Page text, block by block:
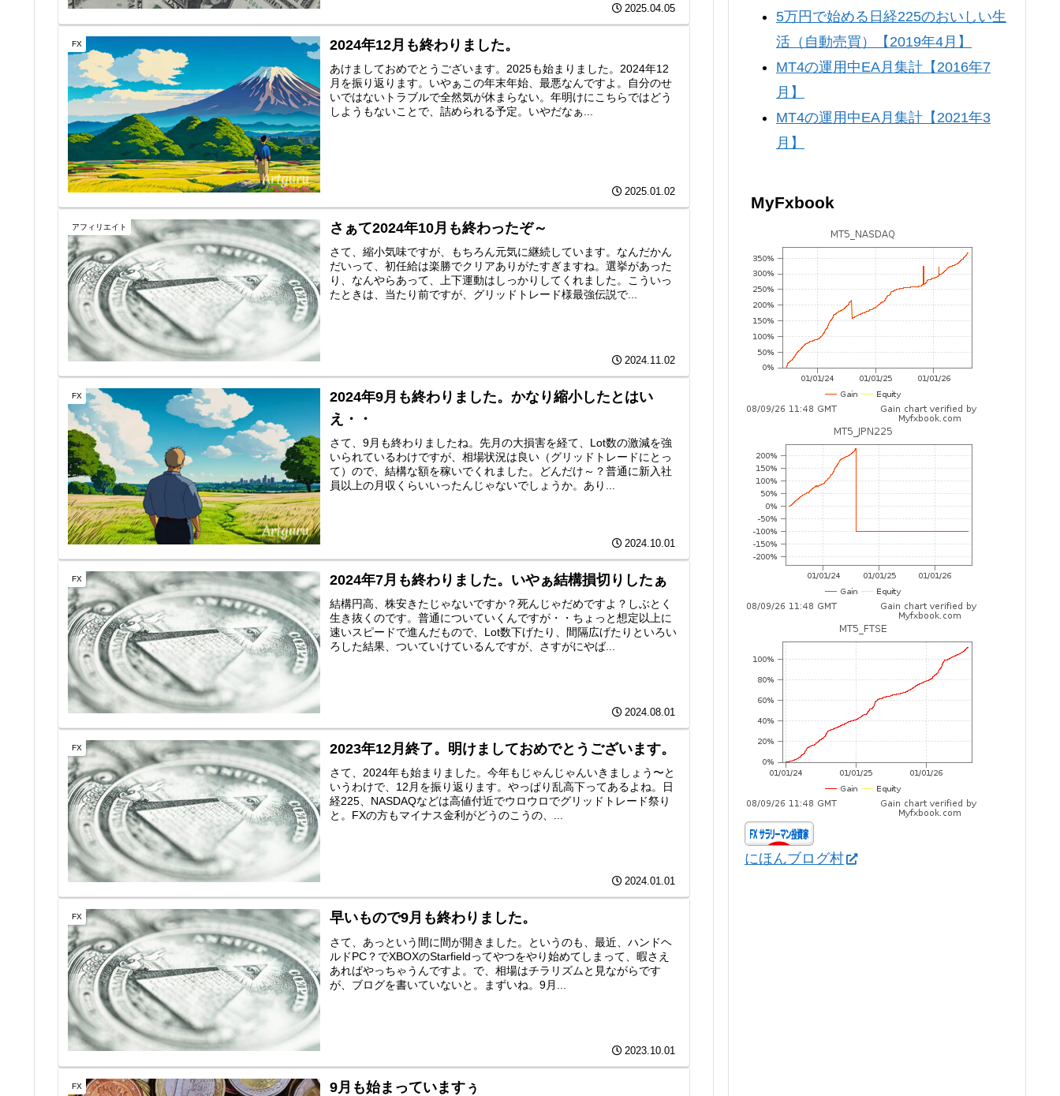
2025.04.05
FX 2024年12月も終わりました。
あけましておめでとうございます。2025も始まりました。2024年12
月を振り返ります。いやぁこの年末年始、最悪なんですよ。自分のせ
いではないトラブルで全然気が休まらない。年明けにこちらではどう
しようもないことで、詰められる予定。いやだなぁ...
2025.01.02
アフィリエイト さぁて2024年10月も終わったぞ～
さて、縮小気味ですが、もちろん元気に継続しています。なんだかん
だいって、初任給は楽勝でクリアありがたすぎますね。選挙があった
り、なんやらあって、上下運動はしっかりしてくれました。こういっ
たときは、当たり前ですが、グリッドトレード様最強伝説で...
2024.11.02
FX
2024年9月も終わりました。かなり縮小したとはい
え・・
さて、9月も終わりましたね。先月の大損害を経て、Lot数の激減を強
いられているわけですが、相場状況は良い（グリッドトレードにとっ
て）ので、結構な額を稼いでくれました。どんだけ～？普通に新入社
員以上の月収くらいいったんじゃないでしょうか。あり...
2024.10.01
FX 2024年7月も終わりました。いやぁ結構損切りしたぁ
結構円高、株安きたじゃないですか？死んじゃだめですよ？しぶとく
生き抜くのです。普通についていくんですが・・ちょっと想定以上に
速いスピードで進んだもので、Lot数下げたり、間隔広げたりといろい
ろした結果、ついていけているんですが、さすがにやば...
2024.08.01
FX 2023年12月終了。明けましておめでとうございます。
さて、2024年も始まりました。今年もじゃんじゃんいきましょう〜と
いうわけで、12月を振り返ります。やっぱり乱高下ってあるよね。日
経225、NASDAQなどは高値付近でウロウロでグリッドトレード祭り
と。FXの方もマイナス金利がどうのこうの、...
2024.01.01
FX 早いもので9月も終わりました。
さて、あっという間に間が開きました。というのも、最近、ハンドヘ
ルドPC？でXBOXのStarfieldってやつをやり始めてしまって、暇さえ
あればやっちゃうんですよ。で、相場はチラリズムと見ながらです
が、ブログを書いていないと。まずいね。9月...
2023.10.01
FX 9月も始まっていますぅ
5万円で始める日経225のおいしい生
活（自動売買）【2019年4月】
MT4の運用中EA月集計【2016年7
月】
MT4の運用中EA月集計【2021年3
月】
MyFxbook
にほんブログ村